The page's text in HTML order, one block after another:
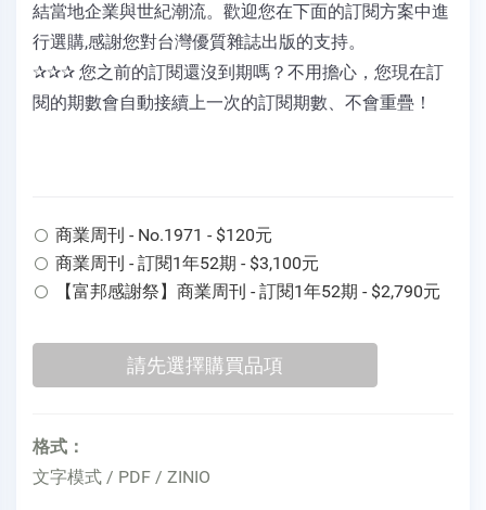
結當地企業與世紀潮流。歡迎您在下面的訂閱方案中進
行選購,感謝您對台灣優質雜誌出版的支持。
✰✰✰ 您之前的訂閱還沒到期嗎？不用擔心，您現在訂
閱的期數會自動接續上一次的訂閱期數、不會重疊！
商業周刊 - No.1971 - $120元
商業周刊 - 訂閱1年52期 - $3,100元
【富邦感謝祭】商業周刊 - 訂閱1年52期 - $2,790元
格式：
文字模式 / PDF / ZINIO